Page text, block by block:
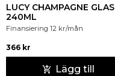
LUCY CHAMPAGNE GLAS
240ML
Finansiering 12 kr/mån
366 kr
Lägg till